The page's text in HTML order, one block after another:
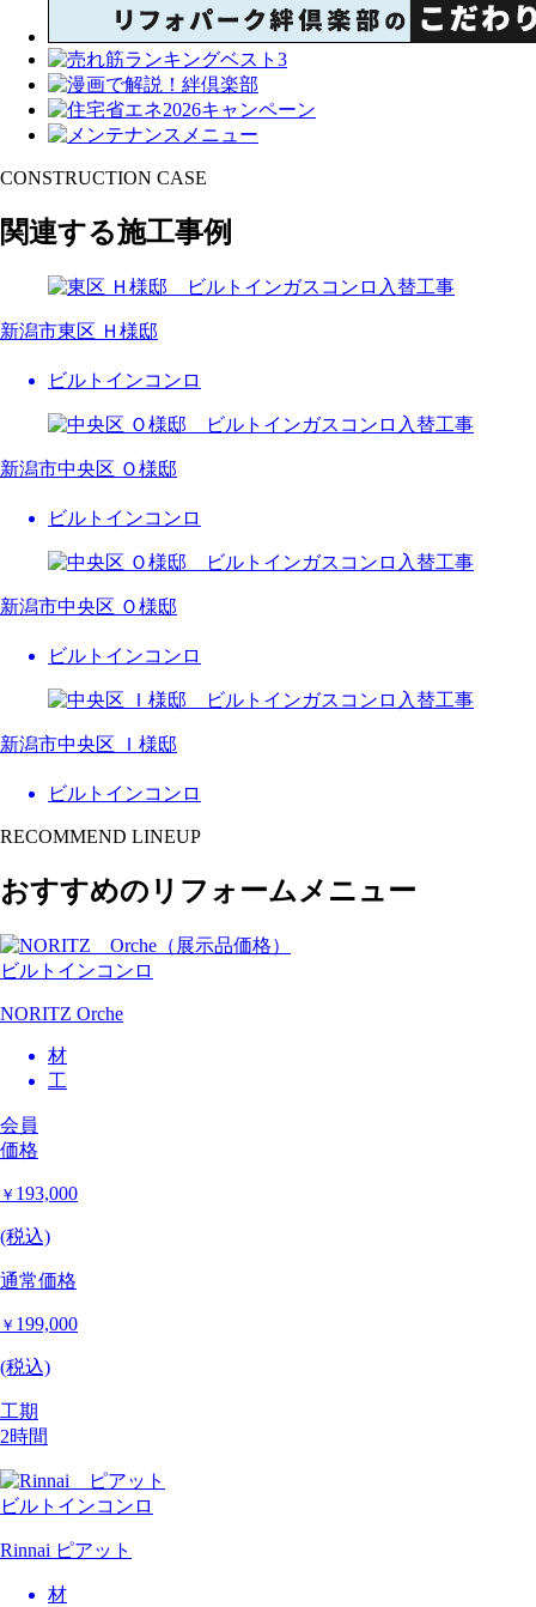
CONSTRUCTION CASE
関連する施工事例
新潟市東区 Ｈ様邸
ビルトインコンロ
新潟市中央区 Ｏ様邸
ビルトインコンロ
新潟市中央区 Ｏ様邸
ビルトインコンロ
新潟市中央区 Ｉ様邸
ビルトインコンロ
RECOMMEND LINEUP
おすすめのリフォームメニュー
ビルトインコンロ
NORITZ Orche
材
工
会員
価格
￥ 193,000
(税込)
通常価格
￥ 199,000
(税込)
工期
2時間
ビルトインコンロ
Rinnai ピアット
材